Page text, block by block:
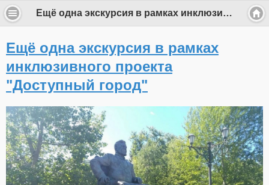
Ещё одна экскурсия в рамках инклюзивного проекта "Доступный город"
Ещё одна экскурсия в рамках
инклюзивного проекта
"Доступный город"